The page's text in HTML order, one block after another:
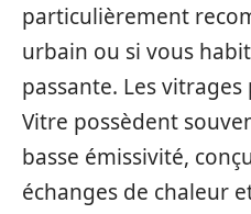
particulièrement
urbain ou si vous
passante. Les
Vitre possèdent
basse émissivité,
échanges de chaleur